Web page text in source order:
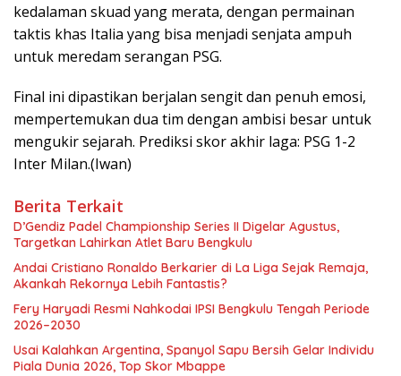
kedalaman skuad yang merata, dengan permainan
taktis khas Italia yang bisa menjadi senjata ampuh
untuk meredam serangan PSG.
Final ini dipastikan berjalan sengit dan penuh emosi,
mempertemukan dua tim dengan ambisi besar untuk
mengukir sejarah. Prediksi skor akhir laga: PSG 1-2
Inter Milan.(Iwan)
Berita Terkait
D’Gendiz Padel Championship Series II Digelar Agustus,
Targetkan Lahirkan Atlet Baru Bengkulu
Andai Cristiano Ronaldo Berkarier di La Liga Sejak Remaja,
Akankah Rekornya Lebih Fantastis?
Fery Haryadi Resmi Nahkodai IPSI Bengkulu Tengah Periode
2026–2030
Usai Kalahkan Argentina, Spanyol Sapu Bersih Gelar Individu
Piala Dunia 2026, Top Skor Mbappe